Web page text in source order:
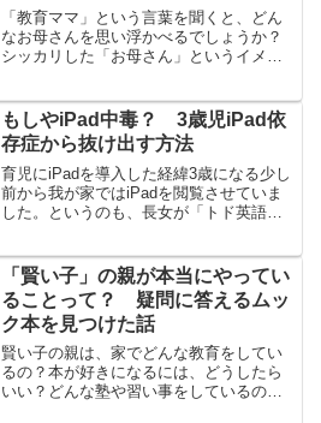
法」
「教育ママ」という言葉を聞くと、どん
なお母さんを思い浮かべるでしょうか？
シッカリした「お母さん」というイメー
今回は、「教育ママって、実際、どうな
んだろう・・・！？」と思...
もしやiPad中毒？ 3歳児iPad依
存症から抜け出す方法
育児にiPadを導入した経緯3歳になる少し
前から我が家ではiPadを閲覧させていま
した。というのも、長女が「トド英語」
めです。狙い通り、次女もトド英語にハ
マり、毎日一生...
「賢い子」の親が本当にやってい
ることって？ 疑問に答えるムッ
ク本を見つけた話
賢い子の親は、家でどんな教育をしてい
るの？本が好きになるには、どうしたら
いい？どんな塾や習い事をしているの？